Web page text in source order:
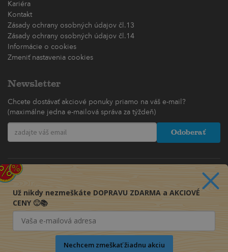
Kariéra
Kontakt
Zásady ochrany osobných údajov čl.13
Zásady ochrany osobných údajov čl.14
Informácie o cookies
Zmeniť nastavenia cookies
Newsletter
Chcete dostávať akciové ponuky priamo na váš e-mail?
(maximálne jedna e-mailová správa za týždeň)
Odoberať
Už nikdy nezmeškáte DOPRAVU ZDARMA a AKCIOVÉ
CENY 🙂📚
Nechcem zmeškať žiadnu akciu